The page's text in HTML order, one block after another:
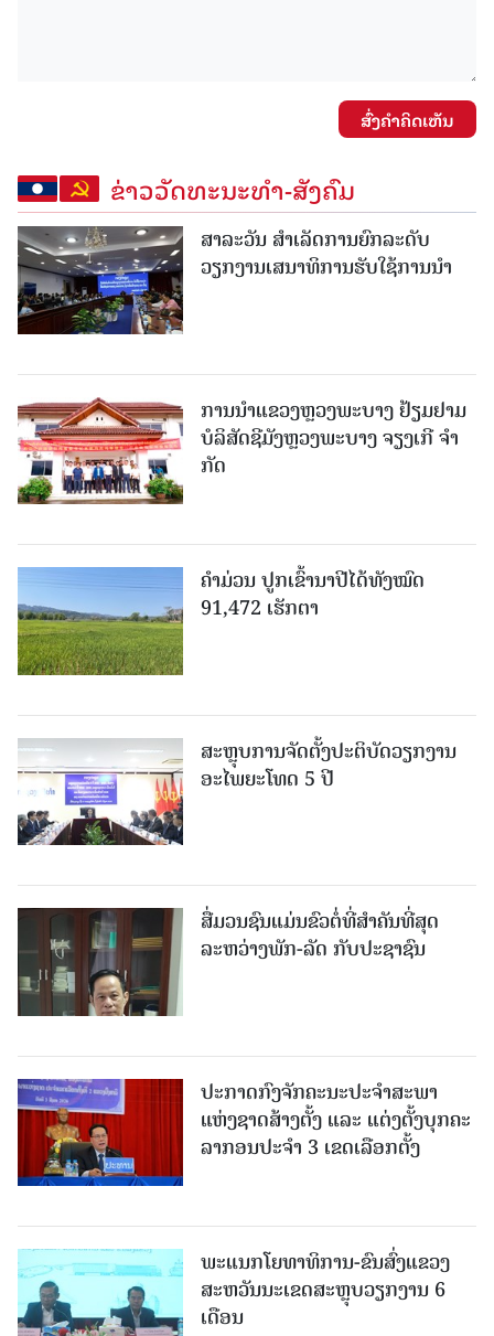
ສົ່ງຄໍາຄິດເຫັນ
ຂ່າວວັດທະນະທຳ-ສັງຄົມ
ສາລະວັນ ສໍາເລັດການຍົກລະດັບ
ວຽກງານເສນາທິການຮັບໃຊ້ການນໍາ
ການນຳແຂວງຫຼວງພະບາງ ຢ້ຽມ​ຢາມ
ບໍ​ລິ​ສັດຊີມັງຫຼວງພະບາງ ຈຽງເກີ ຈໍາ
ກັດ
ຄໍາມ່ວນ ປູກເຂົ້ານາປີໄດ້ທັງໝົດ
91,472 ເຮັກຕາ
ສະຫຼຸບການຈັດຕັ້ງປະຕິບັດວຽກງານ
ອະໄພຍະໂທດ 5 ປີ
ສື່ມວນຊົນແມ່ນຂົວຕໍ່ທີ່ສໍາຄັນທີ່ສຸດ
ລະຫວ່າງພັກ-ລັດ ກັບປະຊາຊົນ
ປະກາດກົງຈັກຄະນະປະຈໍາສະພາ
ແຫ່ງຊາດສ້າງຕັ້ງ ແລະ ແຕ່ງຕັ້ງບຸກຄະ
ລາກອນປະຈໍາ 3 ເຂດເລືອກຕັ້ງ
ພະແນກໂຍທາທິການ-ຂົນສົ່ງແຂວງ
ສະຫວັນນະເຂດສະຫຼຸບວຽກງານ 6
ເດືອນ